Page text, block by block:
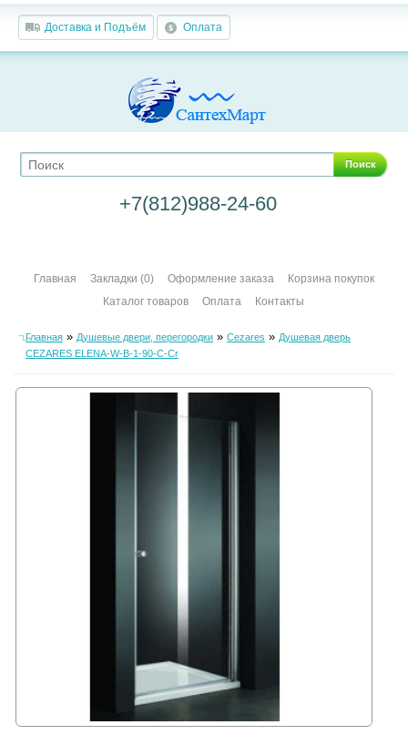
Доставка и Подъём Оплата
Поиск
+7(812)988-24-60
Главная Закладки (0) Оформление заказа
Корзина покупок
Каталог товаров
Оплата Контакты
Главная» Душевые двери, перегородки» Cezares » Душевая дверь
CEZARES ELENA-W-B-1-90-C-Cr